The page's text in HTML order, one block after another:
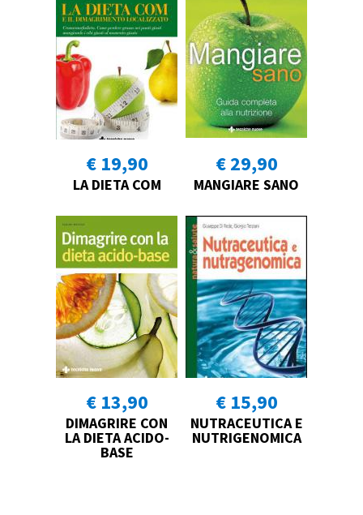
€ 19,90
LA DIETA COM
€ 29,90
MANGIARE SANO
€ 13,90
DIMAGRIRE CON
LA DIETA ACIDO-
BASE
€ 15,90
NUTRACEUTICA E
NUTRIGENOMICA